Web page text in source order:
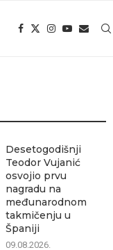
Desetogodišnji
Teodor Vujanić
osvojio prvu
nagradu na
međunarodnom
takmičenju u
Španiji
09.08.2026.